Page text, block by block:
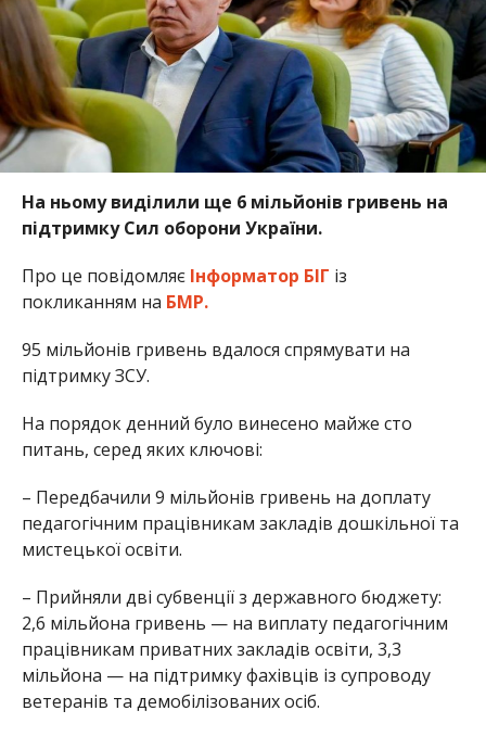
На ньому виділили ще 6 мільйонів гривень на
підтримку Сил оборони України.
Про це повідомляє Інформатор БІГ із
покликанням на БМР.
95 мільйонів гривень вдалося спрямувати на
підтримку ЗСУ.
На порядок денний було винесено майже сто
питань, серед яких ключові:
– Передбачили 9 мільйонів гривень на доплату
педагогічним працівникам закладів дошкільної та
мистецької освіти.
– Прийняли дві субвенції з державного бюджету:
2,6 мільйона гривень — на виплату педагогічним
працівникам приватних закладів освіти, 3,3
мільйона — на підтримку фахівців із супроводу
ветеранів та демобілізованих осіб.